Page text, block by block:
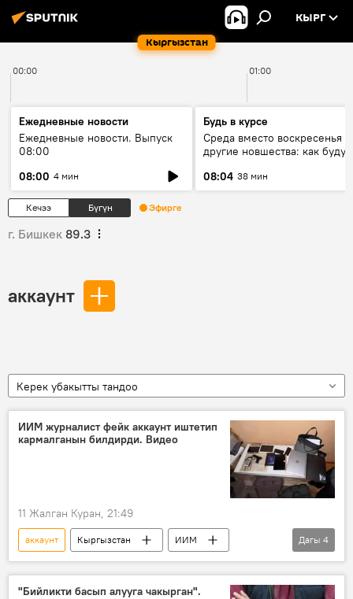
Кыргызстан
КЫРГ
00:00 01:00
Ежедневные новости
Ежедневные новости. Выпуск
08:00
08:00 4 мин
Будь в курсе
Среда вместо воскресенья и
другие новшества: как будут
08:04 38 мин
Кечээ Бүгүн Эфирге
г. Бишкек 89.3
аккаунт
Керек убакытты тандоо
ИИМ журналист фейк аккаунт иштетип
кармалганын билдирди. Видео
11 Жалган Куран, 21:49
аккаунт Кыргызстан
ИИМ
журналист
тинтүү
фейк
кармоо
Дагы 4
"Бийликти басып алууга чакырган".